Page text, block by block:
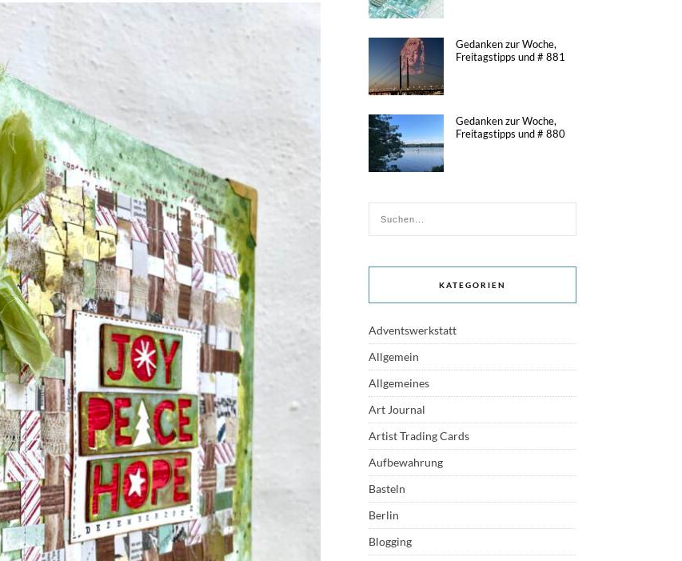
Gedanken zur Woche,
Freitagstipps und # 881
Gedanken zur Woche,
Freitagstipps und # 880
KATEGORIEN
Adventswerkstatt
Allgemein
Allgemeines
Art Journal
Artist Trading Cards
Aufbewahrung
Basteln
Berlin
Blogging